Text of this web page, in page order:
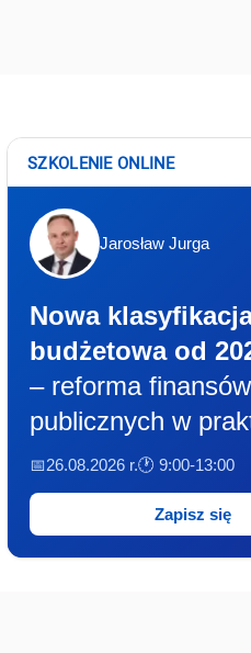
SZKOLENIE ONLINE
Jarosław Jurga
Nowa
budżetowa od
– reforma finansów
publicznych w
📅26.08.2026 r.🕐 9:00-13:00
Zapisz się